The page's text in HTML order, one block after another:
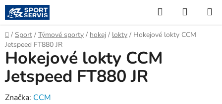
Přejít
na
obsah
Hledat
KOŠÍK
Domů
/ Sport / Týmové sporty / hokej / lokty / Hokejové lokty CCM
Jetspeed FT880 JR
Hokejové lokty CCM
Jetspeed FT880 JR
Značka: CCM